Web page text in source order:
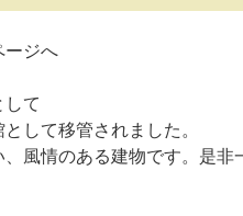
ージへ
して
して移管されました。
風情のある建物です。是非